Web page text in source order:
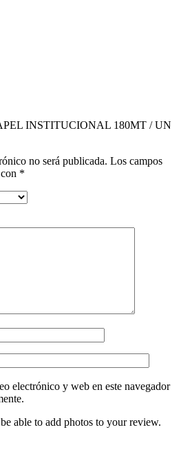
INSTITUCIONAL 180MT / UN
no será publicada. Los campos
*
electrónico y web en este navegador
able to add photos to your review.